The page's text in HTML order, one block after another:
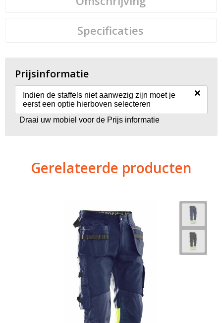
Specificaties
Prijsinformatie
Indien de staffels niet aanwezig zijn moet je
eerst een optie hierboven selecteren
×
Draai uw mobiel voor de Prijs informatie
Gerelateerde producten